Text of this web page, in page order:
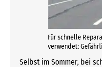
Für schnelle
verwendet:
Selbst im Sommer, bei